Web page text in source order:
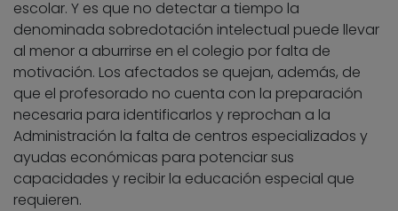
escolar. Y es que no detectar a tiempo la
denominada sobredotación intelectual puede llevar
al menor a aburrirse en el colegio por falta de
motivación. Los afectados se quejan, además, de
que el profesorado no cuenta con la preparación
necesaria para identificarlos y reprochan a la
Administración la falta de centros especializados y
ayudas económicas para potenciar sus
capacidades y recibir la educación especial que
requieren.